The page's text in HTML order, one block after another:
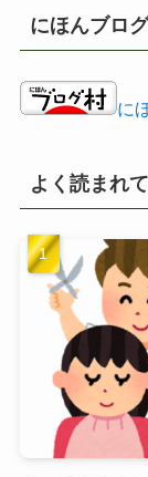
ブ
にほんブロ
に
よく読まれ